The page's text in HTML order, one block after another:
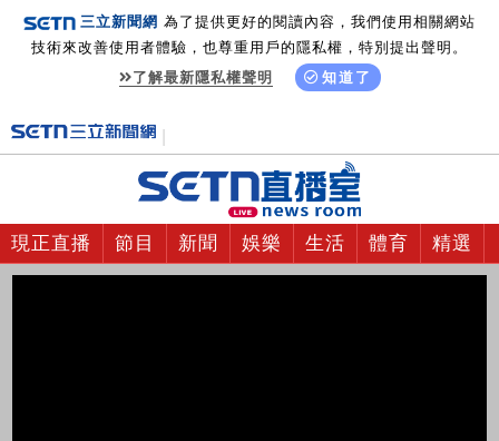
三立新聞網 為了提供更好的閱讀內容，我們使用相關網站
技術來改善使用者體驗，也尊重用戶的隱私權，特別提出聲明。
了解最新隱私權聲明
知道了
現正直播 節目 新聞 娛樂 生活 體育 精選